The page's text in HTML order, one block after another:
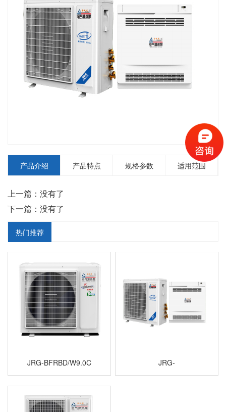
产品介绍 产品特点 规格参数 适用范围
上一篇：没有了
下一篇：没有了
热门推荐
JRG-BFRBD/W9.0C
JRG-
RF/W03.0C/W04.0C/W07.0C